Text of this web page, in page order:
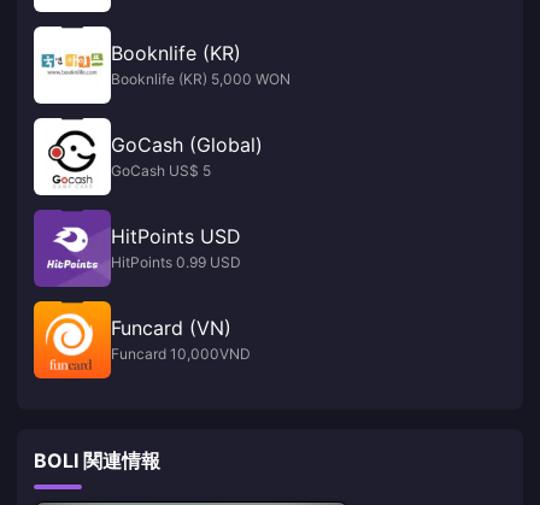
Booknlife (KR)
Booknlife (KR) 5,000 WON
GoCash (Global)
GoCash US$ 5
HitPoints USD
HitPoints 0.99 USD
Funcard (VN)
Funcard 10,000VND
BOLI 関連情報